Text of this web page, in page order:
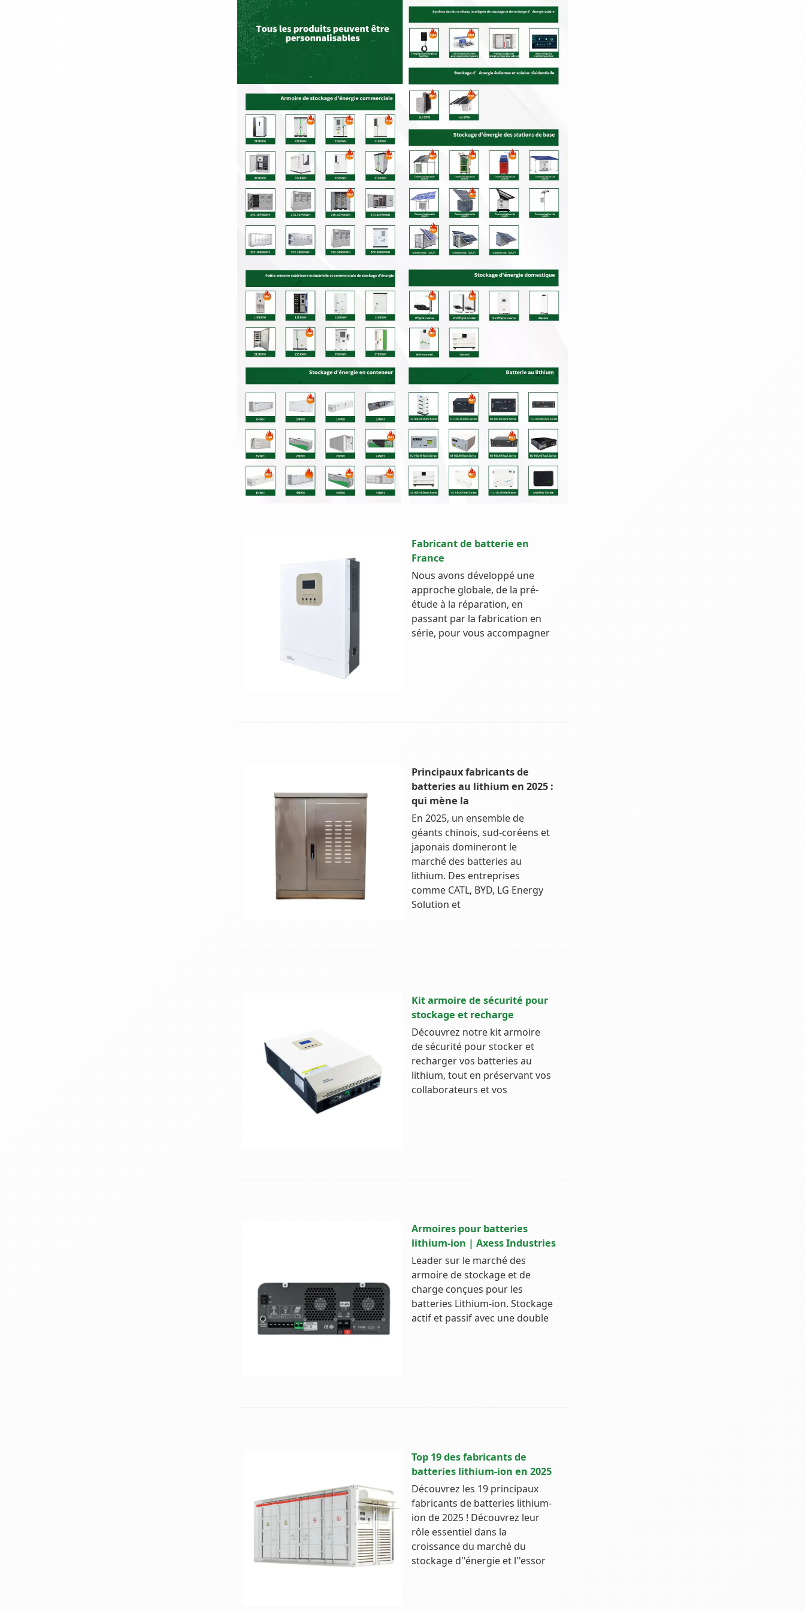
Fabricant de batterie en
France
Nous avons développé une
approche globale, de la pré-
étude à la réparation, en
passant par la fabrication en
série, pour vous accompagner
Principaux fabricants de
batteries au lithium en 2025 :
qui mène la
En 2025, un ensemble de
géants chinois, sud-coréens et
japonais domineront le
marché des batteries au
lithium. Des entreprises
comme CATL, BYD, LG Energy
Solution et
Kit armoire de sécurité pour
stockage et recharge
Découvrez notre kit armoire
de sécurité pour stocker et
recharger vos batteries au
lithium, tout en préservant vos
collaborateurs et vos
Armoires pour batteries
lithium-ion | Axess Industries
Leader sur le marché des
armoire de stockage et de
charge conçues pour les
batteries Lithium-ion. Stockage
actif et passif avec une double
Top 19 des fabricants de
batteries lithium-ion en 2025
Découvrez les 19 principaux
fabricants de batteries lithium-
ion de 2025 ! Découvrez leur
rôle essentiel dans la
croissance du marché du
stockage d''énergie et l''essor